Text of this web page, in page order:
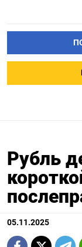
Рубль
05.11.2025